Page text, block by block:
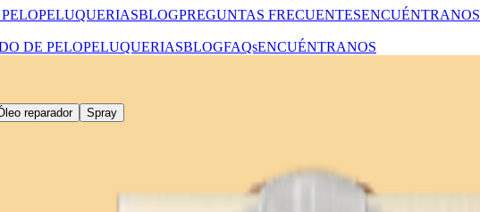
PELUQUERIASBLOGPREGUNTAS FRECUENTESENCUÉNTRANOS
DE PELOPELUQUERIASBLOGFAQsENCUÉNTRANOS
reparador Spray